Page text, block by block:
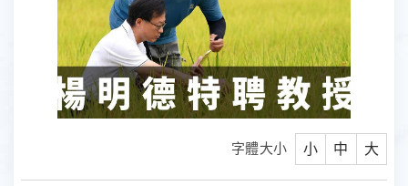
字體大小 小 中 大